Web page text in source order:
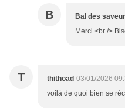
B Bal des
Merci.<br />
T thithoad 03/01/2026
voilà de quoi bien se